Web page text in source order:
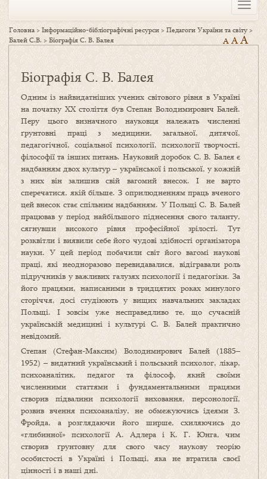
Toggle
Головна >Інформаційно-бібліографічні ресурси >Педагоги України та світу>
Балей С.В. >Біографія С. В. Балея A AA
Біографія С. В. Балея
Одним із найвидатніших учених світового рівня в Україні
на початку XX століття був Степан Володимирович Балей.
Перу цього визначного науковця належать численні
ґрунтовні праці з медицини, загальної, дитячої,
педагогічної, соціальної психології, психології творчості,
філософії та інших питань. Науковий доробок С. В. Балея є
надбанням двох культур – української і польської, у кожній
з них він залишив свій вагомий внесок. І не варто
сперечатися, якій більше. З оприлюдненням праць вченого
цей внесок стає спільним надбанням. У Польщі С. В. Балей
працював у період найбільшого піднесення свого таланту,
сягнувши високого рівня професійної зрілості. Тут
розквітли і виявили себе його чудові здібності організатора
науки. У цей період побачили світ його вагомі наукові
праці, які неодноразово перевидавалися, відігравали роль
підручників у важливих галузях психології і педагогіки. За
його працями, написаними в тридцятих роках минулого
сторіччя, досі студіюють у вищих навчальних закладах
Польщі. І зовсім уже несправедливо те, що сучасній
українській медицині і культурі С. В. Балей практично
невідомий.
Степан (Стефан-Максим) Володимирович Балей (1885–
1952) – видатний український і польський психолог, лікар,
психоаналітик, педагог та філософ, який своїми
численними статтями і фундаментальними працями
створив підвалини психології виховання, персонології,
розвив вчення психоаналізу, не обмежуючись ідеями З.
Фройда, а розглядаючи його ширше, схиляючись до
«глибинної» психології А. Адлера і К. Г. Юнга, чим
створив ґрунтовну для свого часу наукову теорію
особистості в Україні і Польщі, яка не втратила своєї
цінності і в наші дні.